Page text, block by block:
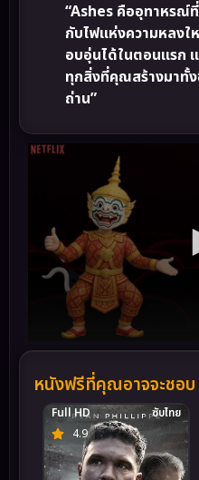
“Ashes คืออุทาหรณ์
กับไฟแห่งความหลงใ
อบอุ่นได้ในตอนแรก
ทุกสิ่งที่คุณสร้างมาทั้ง
ถ่าน”
หนังฟรีที่คุณอาจจะชอบ
4.9
Full HD
ซับไทย